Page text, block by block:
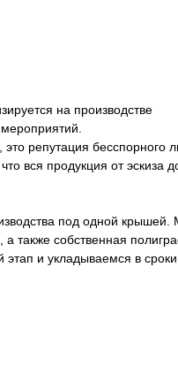
на производстве
репутация бесспорного
вся продукция от эскиза
под одной
а также собственная
и укладываемся в сроки.